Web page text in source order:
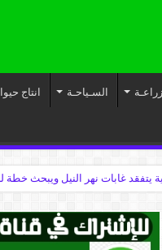
السـياحـة انتاج
يتفقد غابات نهر النيل ويبحث خطة